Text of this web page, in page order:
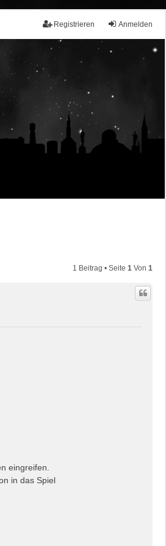
Anmelden
Registrieren
1 Beitrag • Seite 1 Von 1
eingreifen.
in das Spiel